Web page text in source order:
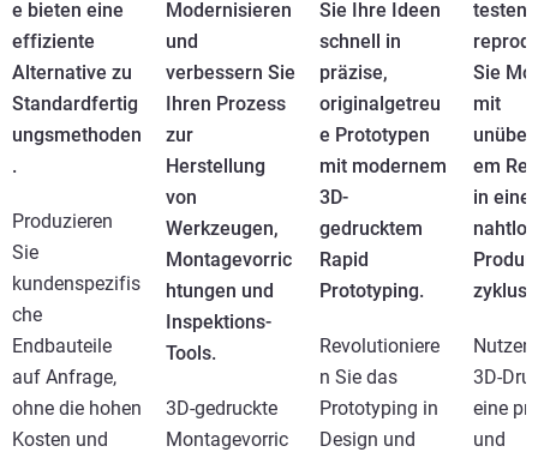
e bieten eine
effiziente
Alternative zu
Standardfertig
ungsmethoden
.
Produzieren
Sie
kundenspezifis
che
Endbauteile
auf Anfrage,
ohne die hohen
Kosten und
Modernisieren
und
verbessern Sie
Ihren Prozess
zur
Herstellung
von
Werkzeugen,
Montagevorric
htungen und
Inspektions-
Tools.
3D-gedruckte
Montagevorric
Sie Ihre Ideen
schnell in
präzise,
originalgetreu
e Prototypen
mit modernem
3D-
gedrucktem
Rapid
Prototyping.
Revolutioniere
n Sie das
Prototyping in
Design und
testen
Sie
mit
em
in
zyklus.
3D-
eine
und